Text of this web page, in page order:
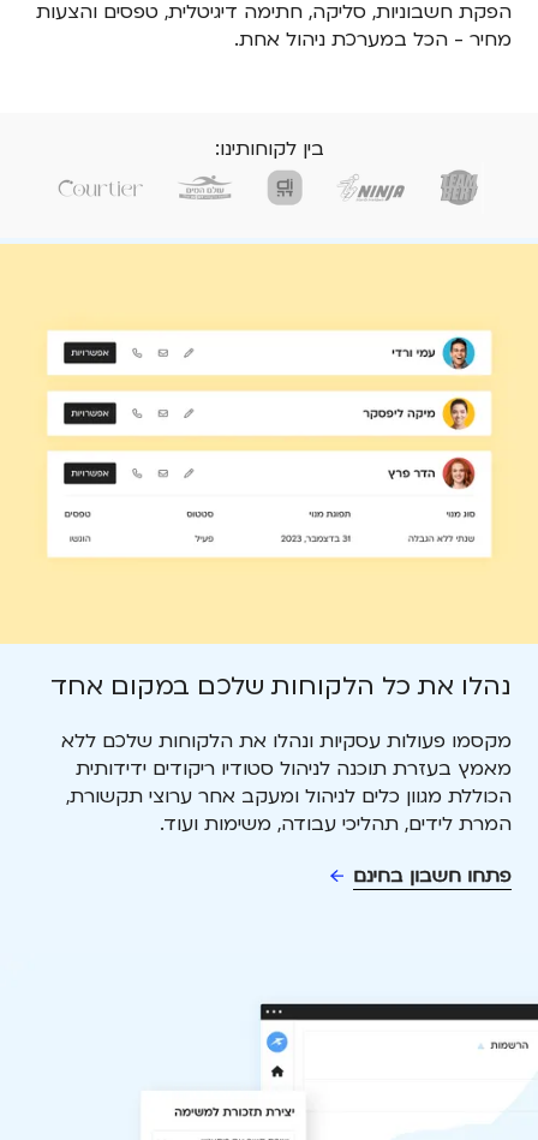
הפקת חשבוניות, סליקה, חתימה דיגיטלית, טפסים והצעות
מחיר - הכל במערכת ניהול אחת.
בין לקוחותינו:
נהלו את כל הלקוחות שלכם במקום אחד
מקסמו פעולות עסקיות ונהלו את הלקוחות שלכם ללא
מאמץ בעזרת תוכנה לניהול סטודיו ריקודים ידידותית
הכוללת מגוון כלים לניהול ומעקב אחר ערוצי תקשורת,
המרת לידים, תהליכי עבודה, משימות ועוד.
פתחו חשבון בחינם